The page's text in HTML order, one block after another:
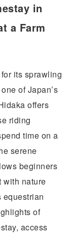
in
a Farm
its sprawling
of Japan’s
offers
riding
time on a
serene
beginners
with nature
equestrian
of
access